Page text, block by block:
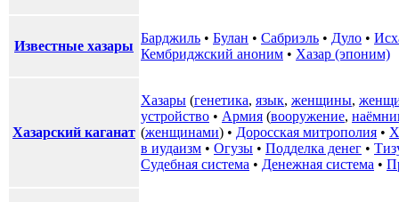
Известные хазары
Барджиль • Булан • Сабриэль • Дуло •
Кембриджский аноним • Хазар (эпоним)
Хазарский каганат
Хазары (генетика, язык, женщины,
устройство • Армия (вооружение,
(женщинами) • Доросская митрополия •
в иудаизм • Огузы • Подделка денег •
Судебная система • Денежная система •